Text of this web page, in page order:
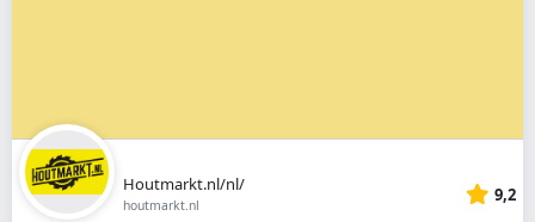
Houtmarkt.nl/nl/
houtmarkt.nl 9,2